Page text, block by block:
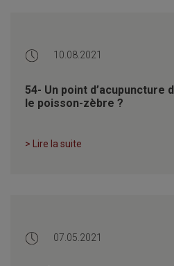
10.08.2021
54- Un point d’acupuncture
le poisson-zèbre ?
> Lire la suite
07.05.2021